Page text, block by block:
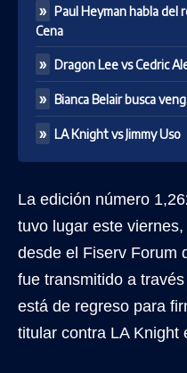
Paul Heyman habla del
Cena
Dragon Lee vs Cedric
Bianca Belair busca
LA Knight vs Jimmy Uso
La edición número
tuvo lugar este
desde el Fiserv Forum
fue transmitido a
está de regreso para
titular contra LA Knight